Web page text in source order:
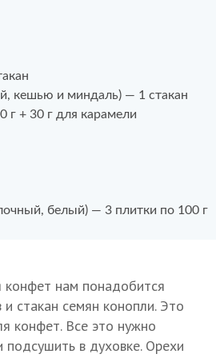
кешью и миндаль) — 1 стакан
г + 30 г для карамели
белый) — 3 плитки по 100 г
нам понадобится
и стакан семян конопли. Это
конфет. Все это нужно
в духовке. Орехи